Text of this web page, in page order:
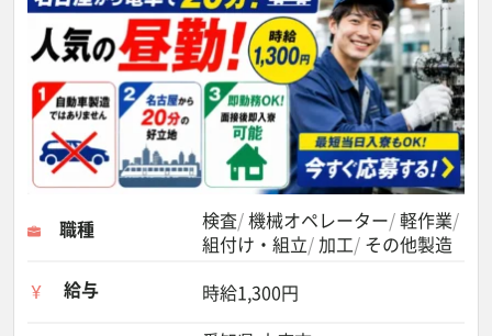
職種 検査 機械オペレーター 軽作業
組付け・組立 加工 その他製造
給与
時給1,300円